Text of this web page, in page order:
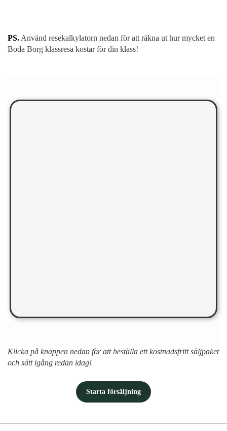
PS. Använd resekalkylatorn nedan för att räkna ut hur mycket en
Boda Borg klassresa kostar för din klass!
Klicka på knappen nedan för att beställa ett kostnadsfritt säljpaket
och sätt igång redan idag!
Starta försäljning